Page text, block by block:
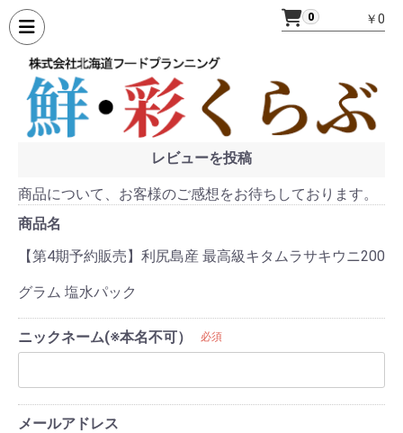
0 ￥0
レビューを投稿
商品について、お客様のご感想をお待ちしております。
商品名
【第4期予約販売】利尻島産 最高級キタムラサキウニ200
グラム 塩水パック
ニックネーム(※本名不可） 必須
メールアドレス